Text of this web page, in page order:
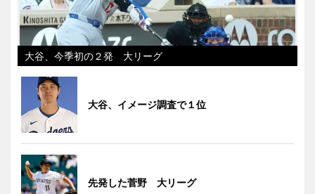
大谷、今季初の２発 大リーグ
大谷、イメージ調査で１位
先発した菅野 大リーグ